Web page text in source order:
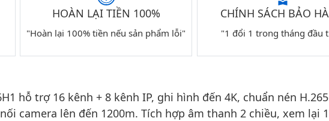
HOÀN LẠI TIỀN 100%
"Hoàn lại 100% tiền nếu sản phẩm lỗi"
CHÍNH SÁCH BẢO
"1 đổi 1 trong tháng đầu
hỗ trợ 16 kênh + 8 kênh IP, ghi hình đến 4K, chuẩn nén
camera lên đến 1200m. Tích hợp âm thanh 2 chiều, xem lại